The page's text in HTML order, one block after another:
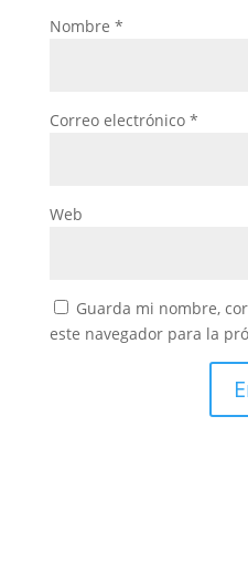
Nombre *
Correo electrónico *
Web
Guarda mi nombre,
este navegador para la